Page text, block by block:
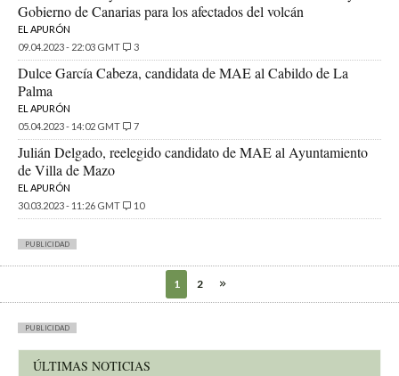
Gobierno de Canarias para los afectados del volcán
EL APURÓN
09.04.2023 - 22:03 GMT
3
Dulce García Cabeza, candidata de MAE al Cabildo de La
Palma
EL APURÓN
05.04.2023 - 14:02 GMT
7
Julián Delgado, reelegido candidato de MAE al Ayuntamiento
de Villa de Mazo
EL APURÓN
30.03.2023 - 11:26 GMT
10
PUBLICIDAD
1 2
PUBLICIDAD
ÚLTIMAS NOTICIAS